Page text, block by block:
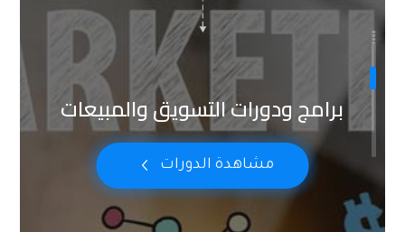
برامج ودورات السكرتارية وإدارة
المكاتب
مشاهدة الدورات